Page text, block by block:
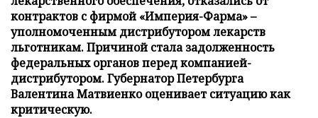
контрактов с фирмой «Империя-Фарма» –
уполномоченным дистрибутором лекарств
льготникам. Причиной стала задолженность
федеральных органов перед компанией-
дистрибутором. Губернатор Петербурга
Валентина Матвиенко оценивает ситуацию как
критическую.